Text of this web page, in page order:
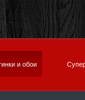
и обои